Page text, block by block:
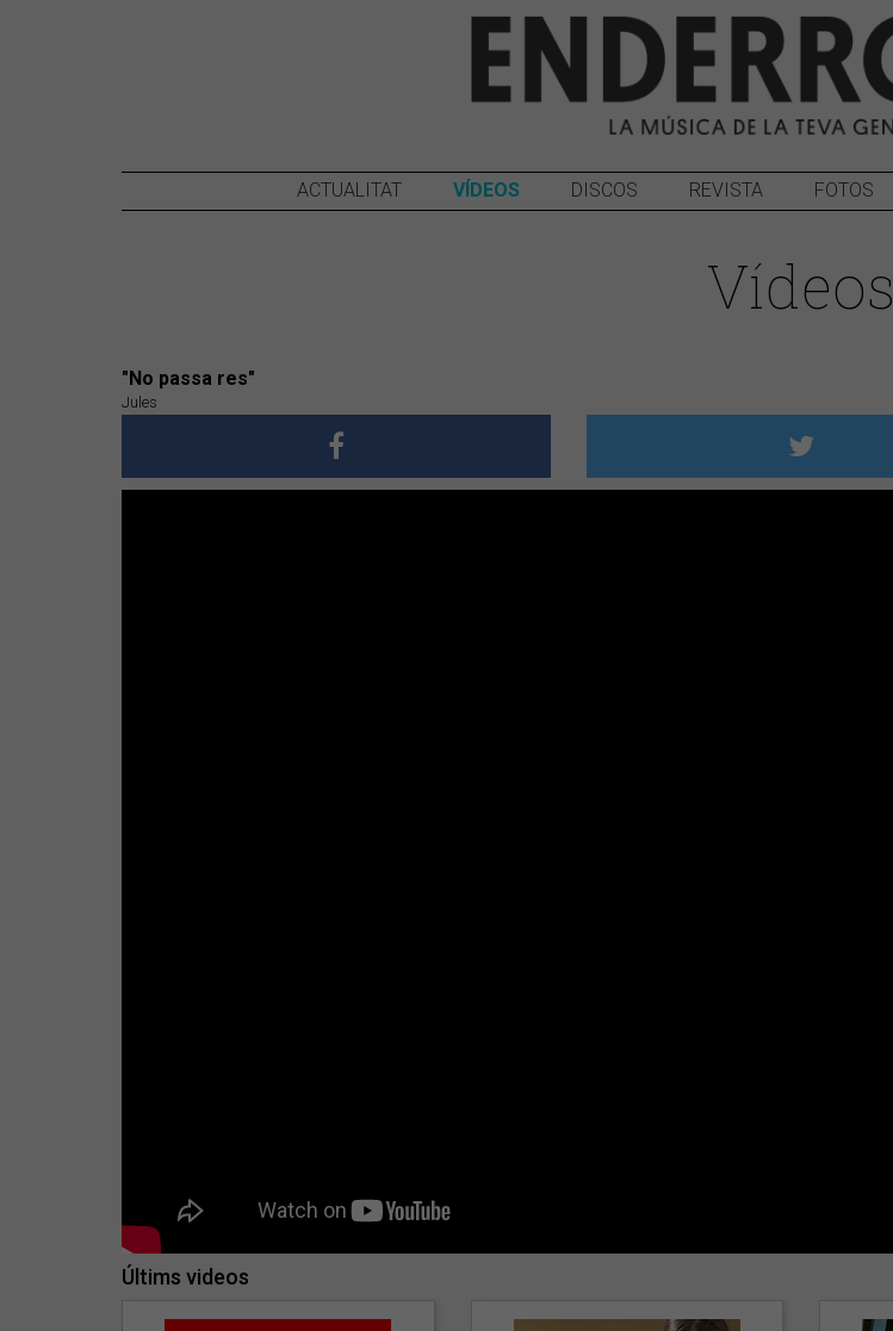
ACTUALITAT VÍDEOS DISCOS REVISTA FOTOS
Vídeos
"No passa res"
Jules
Últims videos